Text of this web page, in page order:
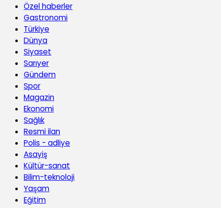
Özel haberler
Gastronomi
Türkiye
Dünya
Siyaset
Sarıyer
Gündem
Spor
Magazin
Ekonomi
Sağlık
Resmi ilan
Polis - adliye
Asayiş
Kültür-sanat
Bilim-teknoloji
Yaşam
Eğitim